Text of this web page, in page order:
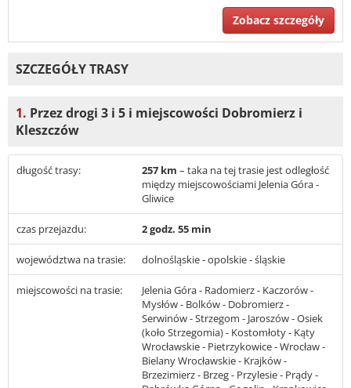
Zobacz szczegóły
SZCZEGÓŁY TRASY
1. Przez drogi 3 i 5 i miejscowości Dobromierz i
Kleszczów
długość trasy: 257 km – taka na tej trasie jest odległość
między miejscowościami Jelenia Góra -
Gliwice
czas przejazdu: 2 godz. 55 min
województwa na trasie: dolnośląskie - opolskie - śląskie
miejscowości na trasie:
Jelenia Góra - Radomierz - Kaczorów -
Mysłów - Bolków - Dobromierz -
Serwinów - Strzegom - Jaroszów - Osiek
(koło Strzegomia) - Kostomłoty - Kąty
Wrocławskie - Pietrzykowice - Wrocław -
Bielany Wrocławskie - Krajków -
Brzezimierz - Brzeg - Przylesie - Prądy -